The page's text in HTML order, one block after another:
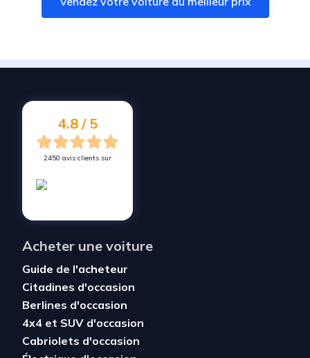
Vendez votre voiture à Grenoble
Vendez votre voiture à
4.8 / 5
2450 avis clients sur
Acheter une voiture
Guide de l'acheteur
Citadines d'occasion
Berlines d'occasion
4x4 et SUV d'occasion
Cabriolets d'occasion